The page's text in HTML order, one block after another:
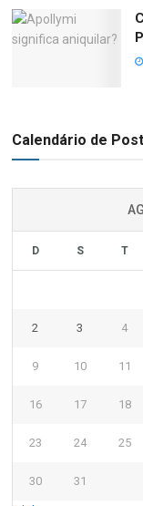
Calendário de
D S T
2 3 4
9 10 11
16 17 18
23 24 25
30 31